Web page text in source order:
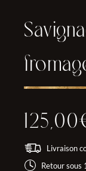
125,00
Livraison
Retour sous